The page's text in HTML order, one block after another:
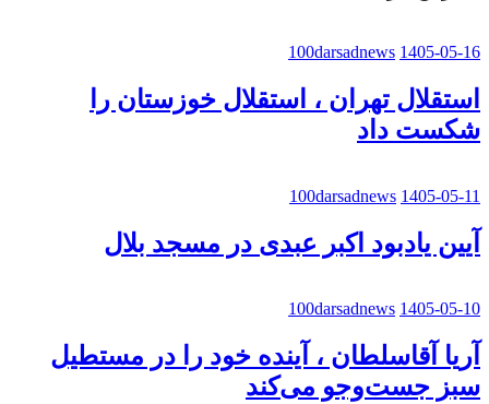
100darsadnews 1405-05-16
استقلال تهران ، استقلال خوزستان را
شکست داد
100darsadnews 1405-05-11
آیین یادبود اکبر عبدی در مسجد بلال
100darsadnews 1405-05-10
آریا آقاسلطان ، آینده خود را در مستطیل
سبز جست‌وجو می‌کند